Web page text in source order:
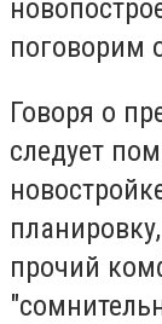
поговорим
Говоря о
следует
прочий